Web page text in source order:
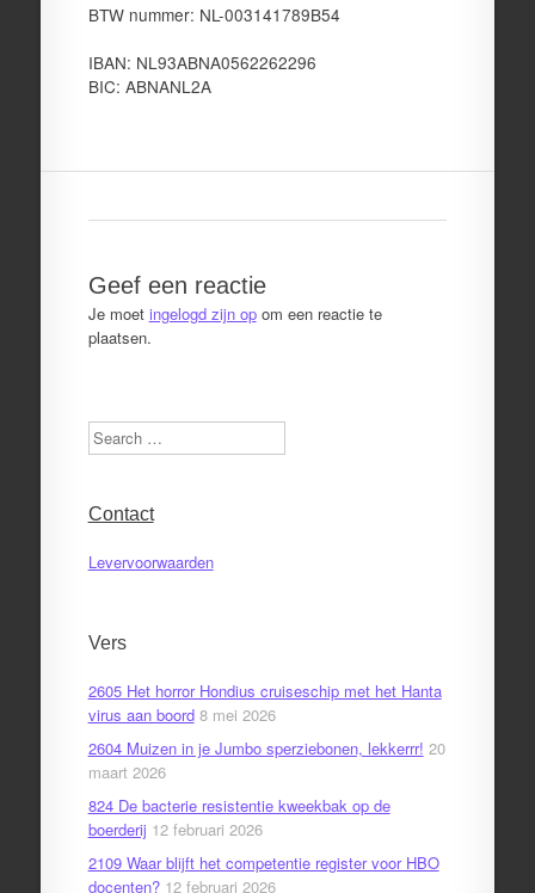
BTW nummer: NL-003141789B54
IBAN: NL93ABNA0562262296
BIC: ABNANL2A
Geef een reactie
Je moet ingelogd zijn opom een reactie te
plaatsen.
Search
Contact
Levervoorwaarden
Vers
2605 Het horror Hondius cruiseschip met het Hanta
virus aan boord 8 mei 2026
2604 Muizen in je Jumbo sperziebonen, lekkerrr! 20
maart 2026
824 De bacterie resistentie kweekbak op de
boerderij 12 februari 2026
2109 Waar blijft het competentie register voor HBO
docenten? 12 februari 2026